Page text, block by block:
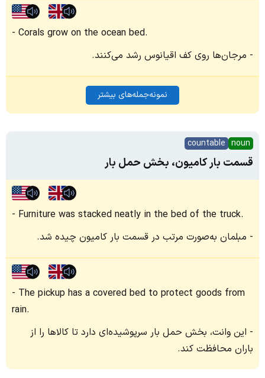
Corals grow on the ocean bed.
مرجان‌ها روی کف اقیانوس رشد می‌کنند.
نمونه‌جمله‌های بیشتر
noun
countable
قسمت بار کامیون، بخش حمل بار
Furniture was stacked neatly in the bed of the truck.
مبلمان به‌صورت مرتب در قسمت بار کامیون چیده شد.
The pickup has a covered bed to protect goods from
rain.
این وانت، بخش حمل بار سرپوشیده‌ای دارد تا کالاها را از
باران محافظت کند.